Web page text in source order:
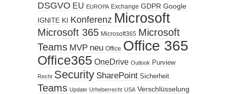
DSGVO EU EUROPA Exchange GDPR Google
IGNITE KI Konferenz Microsoft
Microsoft 365 Microsoft365 Microsoft
Teams MVP neu Office Office 365
Office365 OneDrive Outlook Purview
Recht Security SharePoint Sicherheit
Teams Update Urheberrecht USA Verschlüsselung